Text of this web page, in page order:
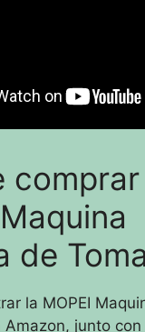
comprar
de
la MOPEI
junto con